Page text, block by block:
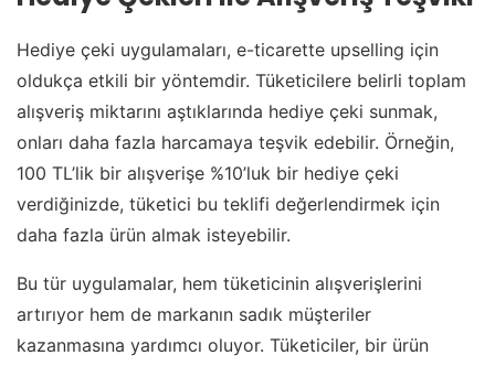
Hediye çeki uygulamaları, e-ticarette upselling için
oldukça etkili bir yöntemdir. Tüketicilere belirli toplam
alışveriş miktarını aştıklarında hediye çeki sunmak,
onları daha fazla harcamaya teşvik edebilir. Örneğin,
100 TL’lik bir alışverişe %10’luk bir hediye çeki
verdiğinizde, tüketici bu teklifi değerlendirmek için
daha fazla ürün almak isteyebilir.
Bu tür uygulamalar, hem tüketicinin alışverişlerini
artırıyor hem de markanın sadık müşteriler
kazanmasına yardımcı oluyor. Tüketiciler, bir ürün